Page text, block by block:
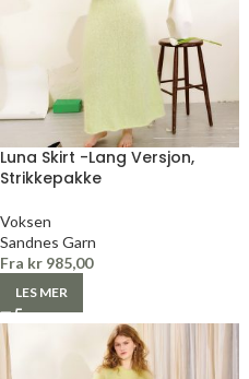
Luna Skirt -Lang Versjon,
Strikkepakke
Voksen
Sandnes Garn
Fra kr 985,00
LES MER